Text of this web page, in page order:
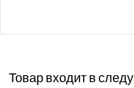
Товар входит в